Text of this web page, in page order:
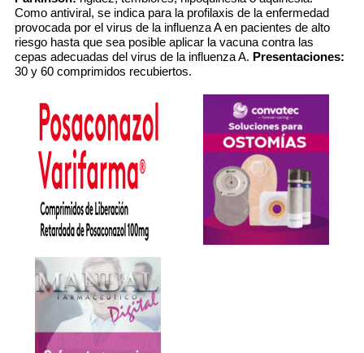
Como antiviral, se indica para la profilaxis de la enfermedad
provocada por el virus de la influenza A en pacientes de alto
riesgo hasta que sea posible aplicar la vacuna contra las
cepas adecuadas del virus de la influenza A. Presentaciones:
30 y 60 comprimidos recubiertos.